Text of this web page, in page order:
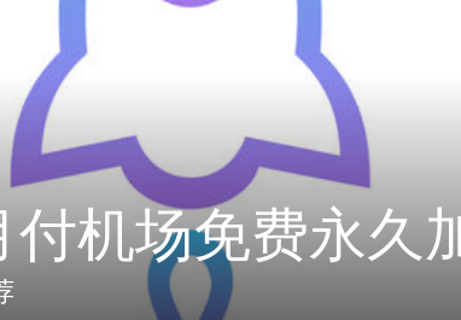
斯加速器打不开